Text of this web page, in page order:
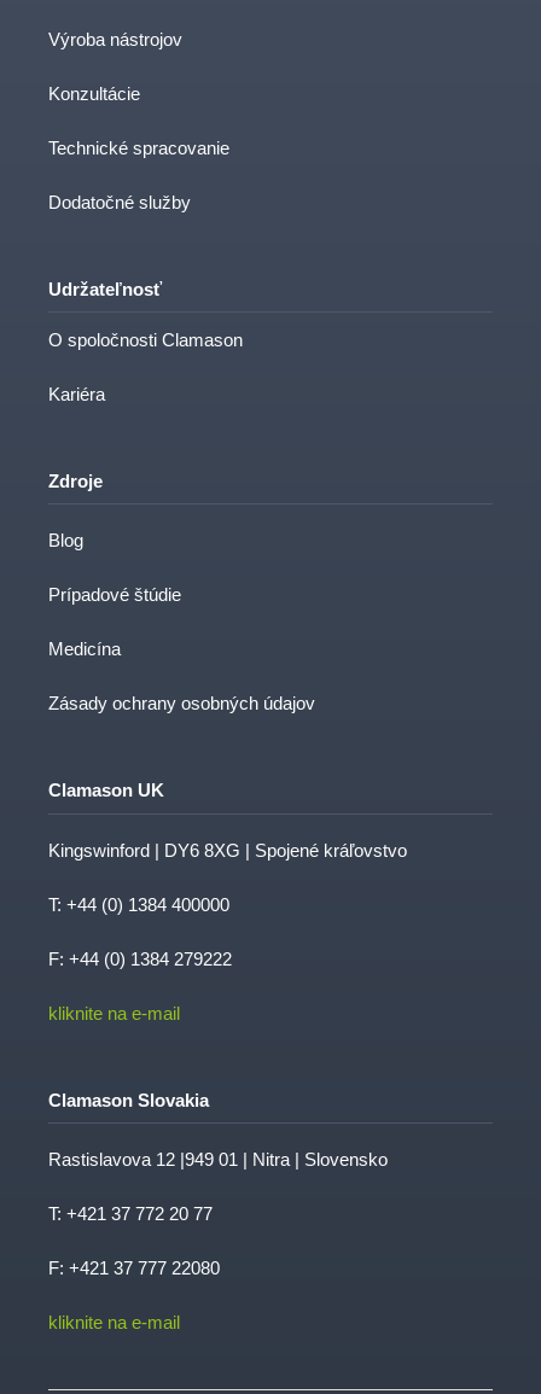
Výroba nástrojov
Konzultácie
Technické spracovanie
Dodatočné služby
Udržateľnosť
O spoločnosti Clamason
Kariéra
Zdroje
Blog
Prípadové štúdie
Medicína
Zásady ochrany osobných údajov
Clamason UK
Kingswinford | DY6 8XG | Spojené kráľovstvo
T: +44 (0) 1384 400000
F: +44 (0) 1384 279222
kliknite na e-mail
Clamason Slovakia
Rastislavova 12 |949 01 | Nitra | Slovensko
T: +421 37 772 20 77
F: +421 37 777 22080
kliknite na e-mail